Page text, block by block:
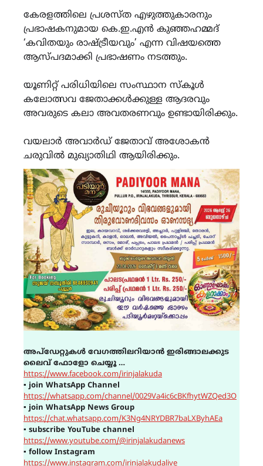
കേരളത്തിലെ പ്രശസ്ത എഴുത്തുകാരനും
പ്രഭാഷകനുമായ കെ.ഇ.എൻ കുഞ്ഞഹമ്മദ്
‘കവിതയും രാഷ്ട്രീയവും’ എന്ന വിഷയത്തെ
ആസ്പദമാക്കി പ്രഭാഷണം നടത്തും.
യൂണിറ്റ് പരിധിയിലെ സംസ്ഥാന സ്കൂൾ
കലോത്സവ ജേതാക്കൾക്കുള്ള ആദരവും
അവരുടെ കലാ അവതരണവും ഉണ്ടായിരിക്കും.
വയലാർ അവാർഡ് ജേതാവ് അശോകൻ
ചരുവിൽ മുഖ്യാതിഥി ആയിരിക്കും.
അപ്ഡേറ്റുകൾ വേഗത്തിലറിയാൻ ഇരിങ്ങാലക്കുട
ലൈവ് ഫോളോ ചെയ്യൂ …
https://www.facebook.com/irinjalakuda
▪join WhatsApp Channel
https://whatsapp.com/channel/0029Va4ic6cBKfhytWZQed3O
▪join WhatsApp News Group
https://chat.whatsapp.com/K3Ng4NRYDBR7baLXByhAEa
▪ subscribe YouTube channel
https://www.youtube.com/@irinjalakudanews
▪ follow Instagram
https://www.instagram.com/irinjalakudalive